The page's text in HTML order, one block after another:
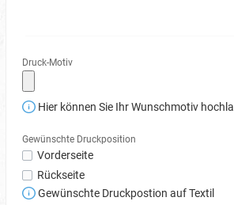
Druck-Motiv
Hier können Sie Ihr Wunschmotiv
Gewünschte Druckposition
Vorderseite
Rückseite
Gewünschte Druckpostion auf Textil